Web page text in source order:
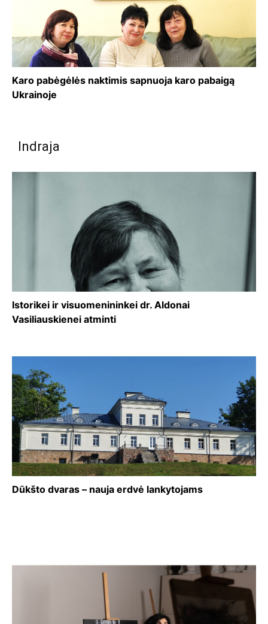
Karo pabėgėlės naktimis sapnuoja karo pabaigą
Ukrainoje
Indraja
Istorikei ir visuomenininkei dr. Aldonai
Vasiliauskienei atminti
Dūkšto dvaras – nauja erdvė lankytojams